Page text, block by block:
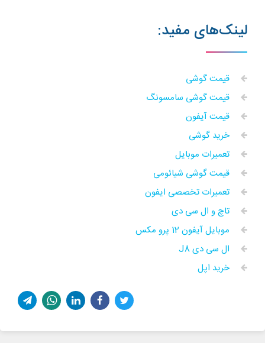
لینک‌های مفید:
قیمت گوشی
قیمت گوشی سامسونگ
قیمت آیفون
خرید گوشی
تعمیرات موبایل
قیمت گوشی شیائومی
تعمیرات تخصصی ایفون
تاچ و ال سی دی
موبایل آیفون 12 پرو مکس
ال سی دی J8
خرید اپل